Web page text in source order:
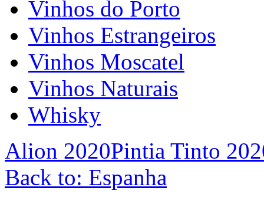
Vinhos do Porto
Vinhos Estrangeiros
Vinhos Moscatel
Vinhos Naturais
Whisky
Alion 2020Pintia Tinto
Back to: Espanha